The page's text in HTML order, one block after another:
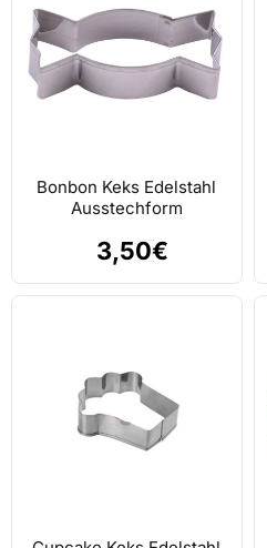
Bonbon Keks Edelstahl
Ausstechform
3,50€